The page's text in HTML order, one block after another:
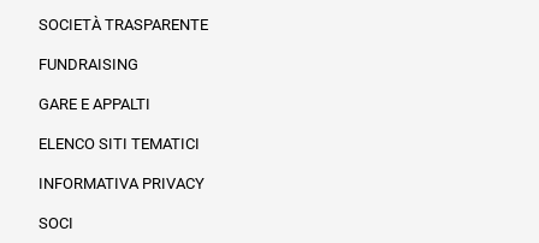
SOCIETÀ TRASPARENTE
FUNDRAISING
GARE E APPALTI
ELENCO SITI TEMATICI
INFORMATIVA PRIVACY
SOCI